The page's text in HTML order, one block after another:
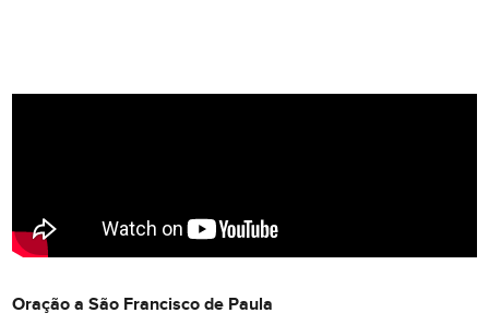
Oração a São Francisco de Paula